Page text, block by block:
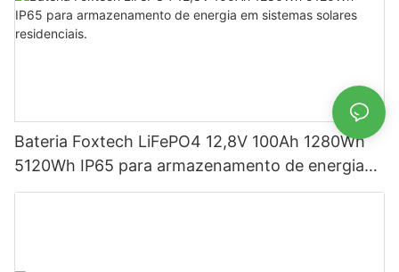
Bateria Foxtech LiFePO4 12,8V 100Ah 1280Wh
5120Wh IP65 para armazenamento de energia
em sistemas solares residenciais.